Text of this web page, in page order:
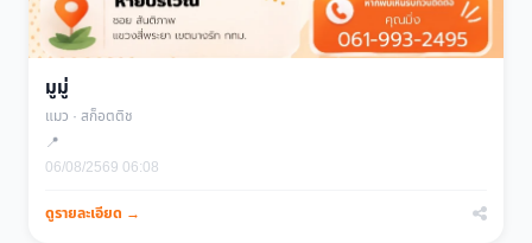
มูมู่
แมว · สก็อตติช
📍
06/08/2569 06:08
ดูรายละเอียด →